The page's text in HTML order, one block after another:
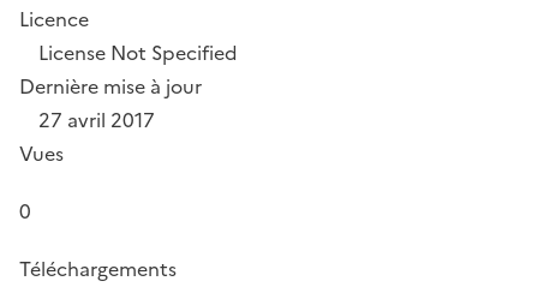
Licence
License Not Specified
Dernière mise à jour
27 avril 2017
Vues
0
Téléchargements